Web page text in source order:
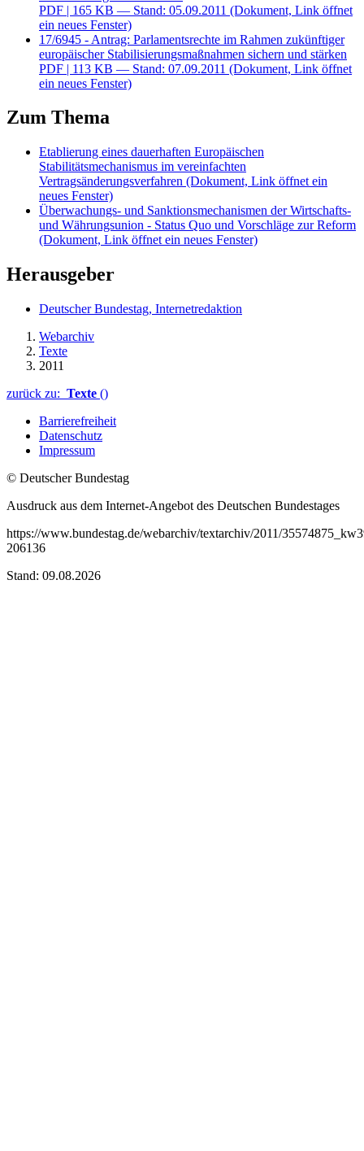
PDF | 165 KB — Stand: 05.09.2011 (Dokument, Link öffnet
ein neues Fenster)
17/6945 - Antrag: Parlamentsrechte im Rahmen zukünftiger
europäischer Stabilisierungsmaßnahmen sichern und stärken
PDF | 113 KB — Stand: 07.09.2011 (Dokument, Link öffnet
ein neues Fenster)
Zum Thema
Etablierung eines dauerhaften Europäischen
Stabilitätsmechanismus im vereinfachten
Vertragsänderungsverfahren (Dokument, Link öffnet ein
neues Fenster)
Überwachungs- und Sanktionsmechanismen der Wirtschafts-
und Währungsunion - Status Quo und Vorschläge zur Reform
(Dokument, Link öffnet ein neues Fenster)
Herausgeber
Deutscher Bundestag, Internetredaktion
Webarchiv
Texte
2011
zurück zu: Texte ()
Barrierefreiheit
Datenschutz
Impressum
© Deutscher Bundestag
Ausdruck aus dem Internet-Angebot des Deutschen Bundestages
https://www.bundestag.de/webarchiv/textarchiv/2011/
206136
Stand: 09.08.2026